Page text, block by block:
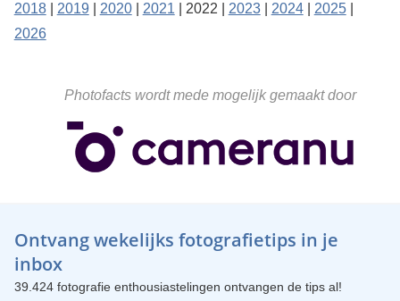
2018| 2019 2020| 2021| 2022 | 2023| 2024| 2025|
2026
Photofacts wordt mede mogelijk gemaakt door
Ontvang wekelijks fotografietips in je
inbox
39.424 fotografie enthousiastelingen ontvangen de tips al!